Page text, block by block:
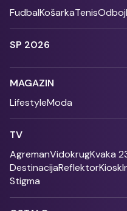
FudbalKošarkaTenis
SP 2026
MAGAZIN
LifestyleModa
TV
AgremanVidokrugKvaka
DestinacijaReflektorKiosk
Stigma